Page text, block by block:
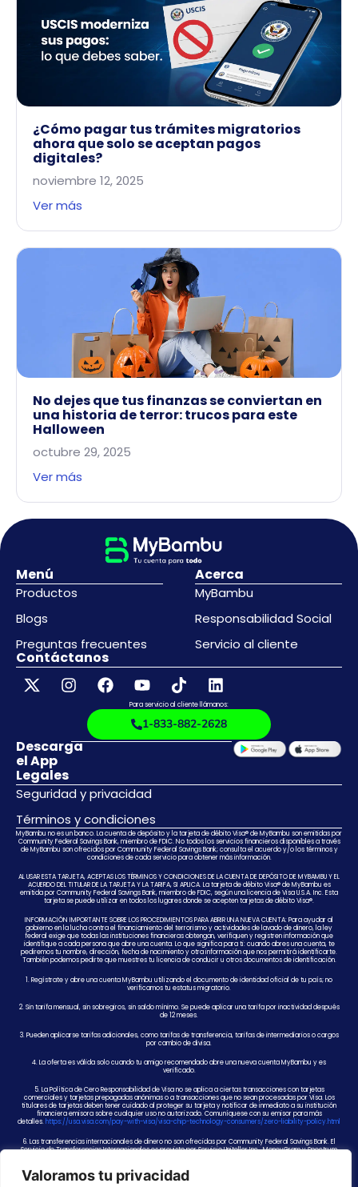
Valoramos tu privacidad
¿Cómo pagar tus trámites migratorios
ahora que solo se aceptan pagos
digitales?
noviembre 12, 2025
Ver más
No dejes que tus finanzas se conviertan en
una historia de terror: trucos para este
Halloween
octubre 29, 2025
Ver más
Menú
Productos
Blogs
Preguntas frecuentes
Acerca
MyBambu
Responsabilidad Social
Servicio al cliente
Legales
Seguridad y privacidad
Términos y condiciones
Contáctanos
Para servicio al cliente llámanos:
1-833-882-2628
Descarga
el App
MyBambu no es un banco. La cuenta de depósito y la tarjeta de débito Visa® de MyBambu son emitidas por
Community Federal Savings Bank, miembro de FDIC. No todos los servicios financieros disponibles a través
de MyBambu son ofrecidos por Community Federal Savings Bank; consulta el acuerdo y/o los términos y
condiciones de cada servicio para obtener más información.
AL USAR ESTA TARJETA, ACEPTAS LOS TÉRMINOS Y CONDICIONES DE LA CUENTA DE DEPÓSITO DE MYBAMBU Y EL
ACUERDO DEL TITULAR DE LA TARJETA Y LA TARIFA, SI APLICA. La tarjeta de débito Visa® de MyBambu es
emitida por Community Federal Savings Bank, miembro de FDIC, según una licencia de Visa U.S.A. Inc. Esta
tarjeta se puede utilizar en todos los lugares donde se acepten tarjetas de débito Visa®.
INFORMACIÓN IMPORTANTE SOBRE LOS PROCEDIMIENTOS PARA ABRIR UNA NUEVA CUENTA: Para ayudar al
gobierno en la lucha contra el financiamiento del terrorismo y actividades de lavado de dinero, la ley
federal exige que todas las instituciones financieras obtengan, verifiquen y registren información que
identifique a cada persona que abre una cuenta. Lo que significa para ti: cuando abres una cuenta, te
pediremos tu nombre, dirección, fecha de nacimiento y otra información que nos permitirá identificarte.
También podemos pedirte que muestres tu licencia de conducir u otros documentos de identificación.
1. Regístrate y abre una cuenta MyBambu utilizando el documento de identidad oficial de tu país; no
verificamos tu estatus migratorio.
2. Sin tarifa mensual, sin sobregiros, sin saldo mínimo. Se puede aplicar una tarifa por inactividad después
de 12 meses.
3. Pueden aplicarse tarifas adicionales, como tarifas de transferencia, tarifas de intermediarios o cargos
por cambio de divisa.
4. La oferta es válida solo cuando tu amigo recomendado abre una nueva cuenta MyBambu y es
verificado.
5. La Política de Cero Responsabilidad de Visa no se aplica a ciertas transacciones con tarjetas
comerciales y tarjetas prepagadas anónimas o a transacciones que no sean procesadas por Visa. Los
titulares de tarjetas deben tener cuidado al proteger su tarjeta y notificar de inmediato a su institución
financiera emisora sobre cualquier uso no autorizado. Comuníquese con su emisor para más
detalles.https://usa.visa.com/pay-with-visa/visa-chip-technology-consumers/zero-liability-policy.html
6. Las transferencias internacionales de dinero no son ofrecidas por Community Federal Savings Bank. El
Servicio de Transferencias Internacionales es provisto por Servicio Uniteller Inc., MoneyGram y Spectrum
transferencia, cargos de bancos intermediarios o cargos por tipo de cambio. Al finalizar cualquier
promoción, se aplicarán las tarifas regulares de acuerdo con el tarifario de MyBambu. MyBambu se